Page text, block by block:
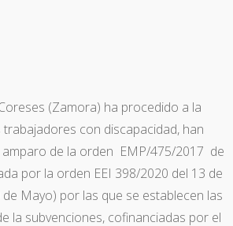
(Zamora) ha procedido a la
con discapacidad, han
de la orden EMP/475/2017 de
por la orden EEI 398/2020 del 13 de
de Mayo) por las que se establecen las
la subvenciones, cofinanciadas por el